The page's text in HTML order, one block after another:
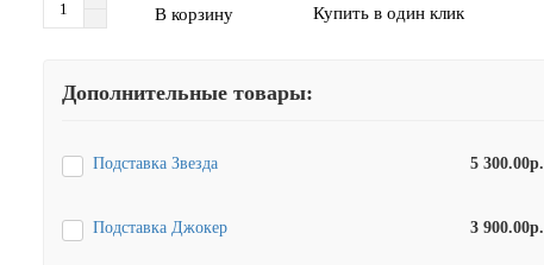
В корзину Купить в один клик
Дополнительные товары:
Подставка Звезда 5 300.00р.
Подставка Джокер 3 900.00р.